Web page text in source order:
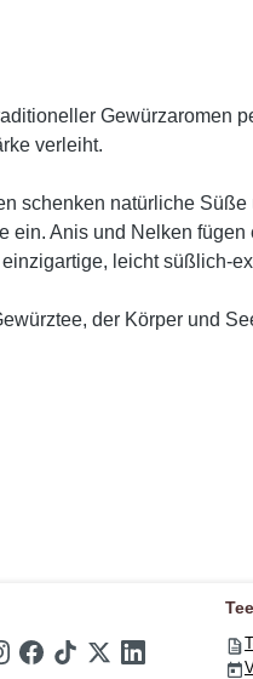
Gewürzaromen
verleiht.
schenken natürliche
Anis und Nelken
leicht süßlich-
der Körper und